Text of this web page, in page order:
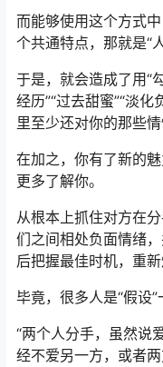
而能够使用这个方式
个共通特点，那就是“
于是，就会造成了用“
经历”“过去甜蜜”“淡
里至少还对你的那些情
在加之，你有了新的
更多了解你。
从根本上抓住对方在
们之间相处负面情绪
后把握最佳时机，重
毕竟，很多人是“假设”
“两个人分手，虽然说
经不爱另一方，或者